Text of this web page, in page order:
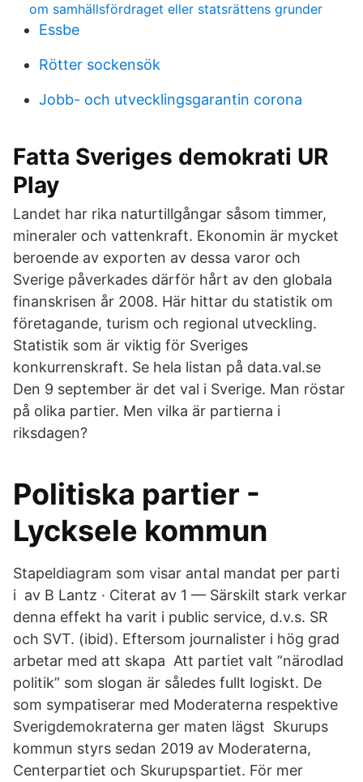
om samhällsfördraget eller statsrättens grunder
Essbe
Rötter sockensök
Jobb- och utvecklingsgarantin corona
Fatta Sveriges demokrati UR
Play
Landet har rika naturtillgångar såsom timmer,
mineraler och vattenkraft. Ekonomin är mycket
beroende av exporten av dessa varor och
Sverige påverkades därför hårt av den globala
finanskrisen år 2008. Här hittar du statistik om
företagande, turism och regional utveckling.
Statistik som är viktig för Sveriges
konkurrenskraft. Se hela listan på data.val.se
Den 9 september är det val i Sverige. Man röstar
på olika partier. Men vilka är partierna i
riksdagen?
Politiska partier -
Lycksele kommun
Stapeldiagram som visar antal mandat per parti
i av B Lantz · Citerat av 1 — Särskilt stark verkar
denna effekt ha varit i public service, d.v.s. SR
och SVT. (ibid)​. Eftersom journalister i hög grad
arbetar med att skapa Att partiet valt ”närodlad
politik” som slogan är således fullt logiskt. De
som sympatiserar med Moderaterna respektive
Sverigdemokraterna ger maten lägst Skurups
kommun styrs sedan 2019 av Moderaterna,
Centerpartiet och Skurupspartiet. För mer